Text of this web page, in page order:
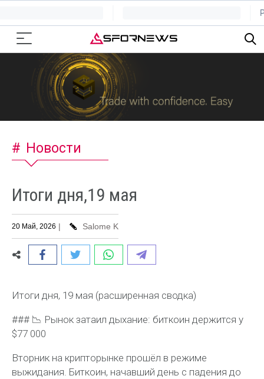
Новости
Итоги дня,19 мая
20 Май, 2026 | Salome K
Итоги дня, 19 мая (расширенная сводка)
### 📉 Рынок затаил дыхание: биткоин держится у
$77 000
Вторник на крипторынке прошёл в режиме
выжидания. Биткоин, начавший день с падения до